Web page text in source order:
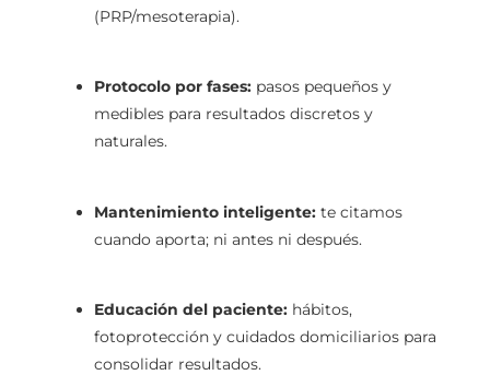
(PRP/mesoterapia).
Protocolo por fases:pasos pequeños y
medibles para resultados discretos y
naturales.
Mantenimiento inteligente:te citamos
cuando aporta; ni antes ni después.
Educación del paciente:hábitos,
fotoprotección y cuidados domiciliarios para
consolidar resultados.